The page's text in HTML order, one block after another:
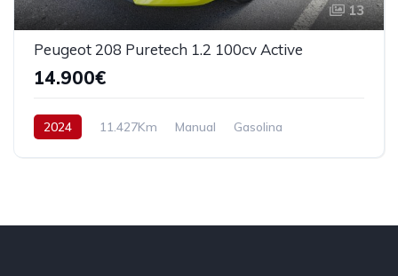
13
Peugeot 208 Puretech 1.2 100cv Active
14.900€
2024 11.427Km Manual
Gasolina